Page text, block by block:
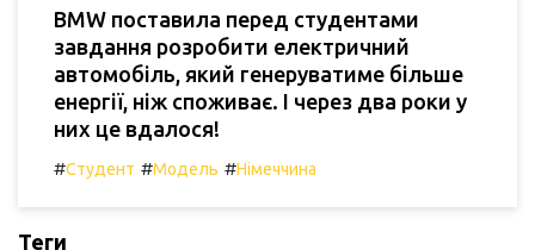
BMW поставила перед студентами
завдання розробити електричний
автомобіль, який генеруватиме більше
енергії, ніж споживає. І через два роки у
них це вдалося!
#Студент #Модель #Німеччина
Теги